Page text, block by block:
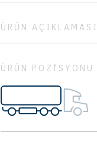
ÜRÜN AÇIKLAMASI
ÜRÜN POZİSYONU